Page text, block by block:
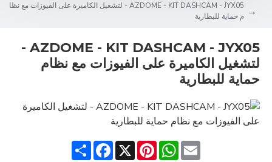
AZDOME - KIT DASHCAM - JYX05 - لتشغيل الكاميرة على الفيوزات مع نظا
م حماية للبطارية
AZDOME - KIT DASHCAM - JYX05 -
لتشغيل الكاميرة على الفيوزات مع نظام
حماية للبطارية
Share
Facebook X
Pinterest
WhatsAppEmail